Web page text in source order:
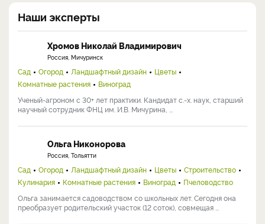
Наши эксперты
Хромов Николай Владимирович
Россия, Мичуринск
Сад Огород Ландшафтный дизайн
Цветы
Комнатные растения
Виноград
Ученый-агроном с 30+ лет практики. Кандидат с.-х. наук, старший
научный сотрудник ФНЦ им. И.В. Мичурина, ...
Ольга Никонорова
Россия, Тольятти
Сад Огород Ландшафтный дизайн Цветы
Строительство
Кулинария
Комнатные растения Виноград
Пчеловодство
Ольга занимается садоводством со школьных лет. Сегодня она
преобразует родительский участок (12 соток), совмещая ...